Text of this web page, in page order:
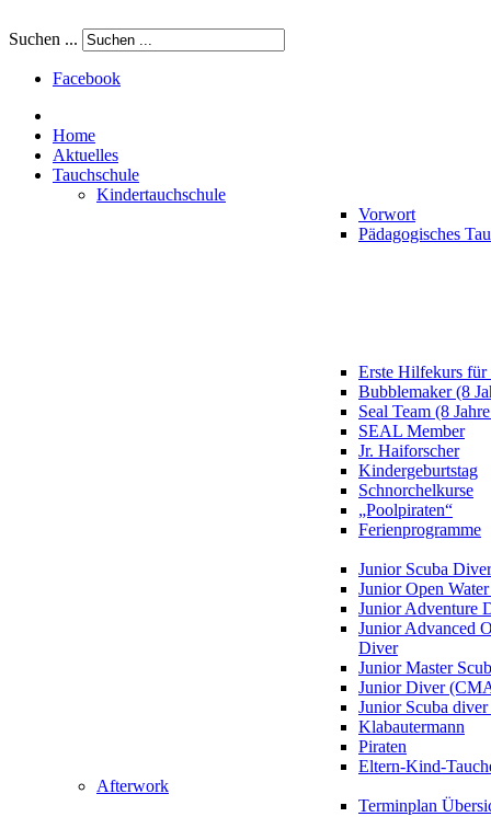
Suchen ...
Facebook
Home
Aktuelles
Tauchschule
Kindertauchschule
Vorwort
Pädagogisches
Erste Hilfekurs
Bubblemaker (8
Seal Team (8
SEAL Member
Jr. Haiforscher
Kindergeburtstag
Schnorchelkurse
„Poolpiraten“
Ferienprogramme
Junior Scuba Diver
Junior Open
Junior Adventure
Junior Advanced
Diver
Junior Master
Junior Diver
Junior Scuba
Klabautermann
Piraten
Eltern-Kind-
Afterwork
Terminplan